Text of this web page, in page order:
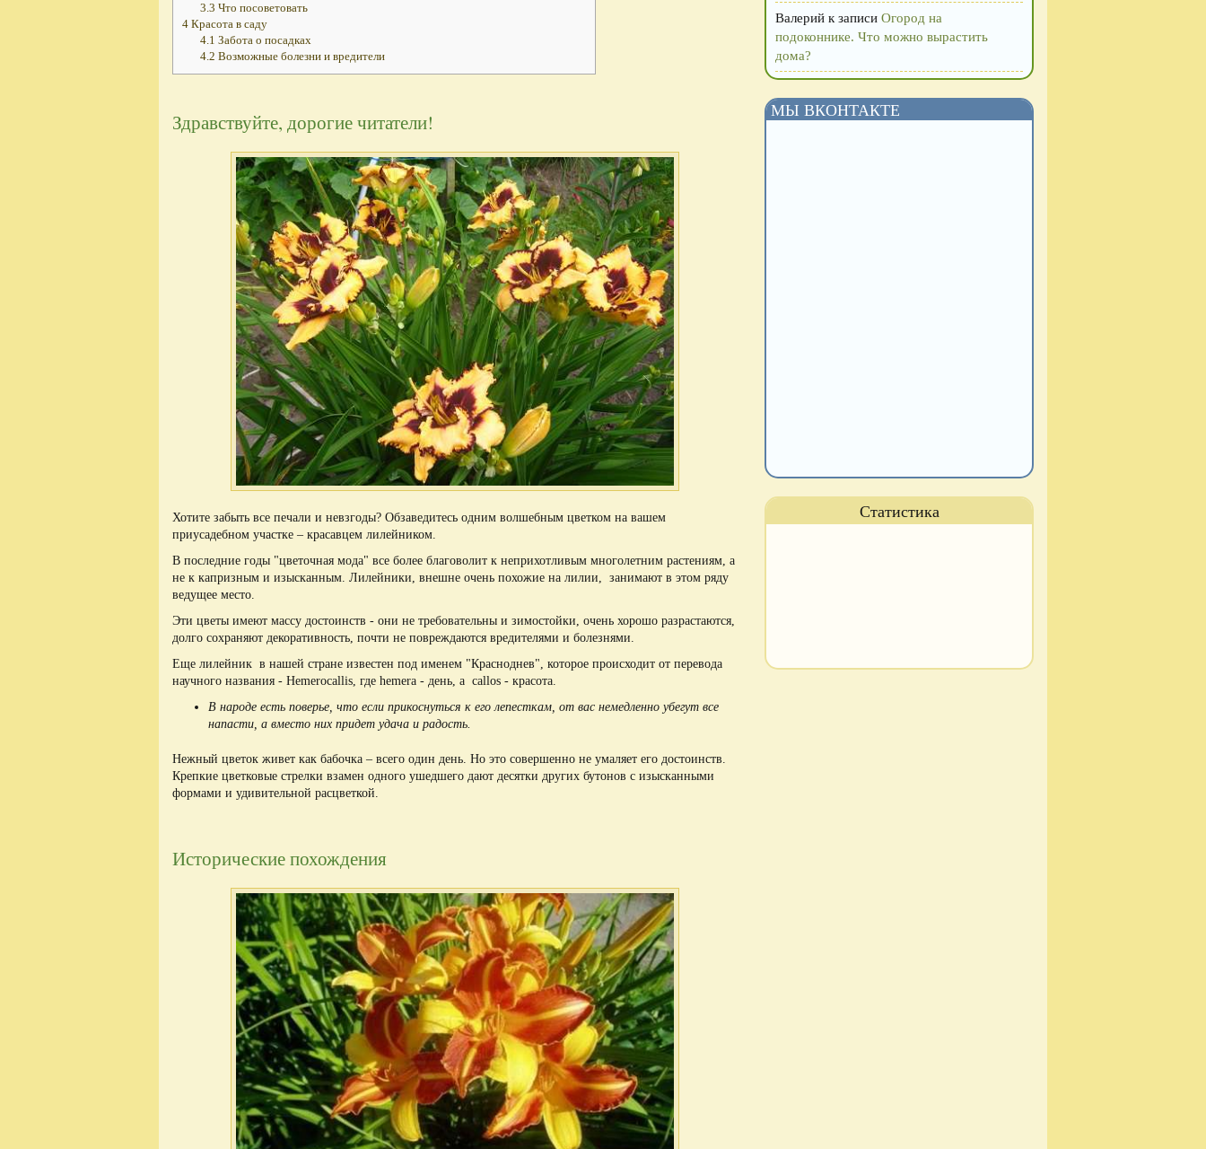
3.3 Что посоветовать
4 Красота в саду
4.1 Забота о посадках
4.2 Возможные болезни и вредители
Здравствуйте, дорогие читатели!
Хотите забыть все печали и невзгоды? Обзаведитесь одним волшебным цветком на вашем
приусадебном участке – красавцем лилейником.
В последние годы "цветочная мода" все более благоволит к неприхотливым многолетним растениям, а
не к капризным и изысканным. Лилейники, внешне очень похожие на лилии, занимают в этом ряду
ведущее место.
Эти цветы имеют массу достоинств - они не требовательны и зимостойки, очень хорошо разрастаются,
долго сохраняют декоративность, почти не повреждаются вредителями и болезнями.
Еще лилейник в нашей стране известен под именем "Красноднев", которое происходит от перевода
научного названия - Hemerocallis, где hemera - день, а callos - красота.
В народе есть поверье, что если прикоснуться к его лепесткам, от вас немедленно убегут все
напасти, а вместо них придет удача и радость.
Нежный цветок живет как бабочка – всего один день. Но это совершенно не умаляет его достоинств.
Крепкие цветковые стрелки взамен одного ушедшего дают десятки других бутонов с изысканными
формами и удивительной расцветкой.
Исторические похождения
Валерий к записи Огород на
подоконнике. Что можно вырастить
дома?
МЫ ВКОНТАКТЕ
Статистика